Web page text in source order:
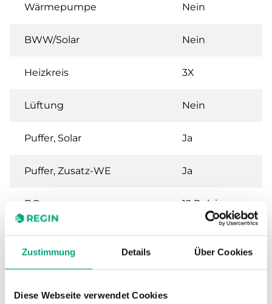
Zustimmung Details Über Cookies
Diese Webseite verwendet Cookies
Wärmepumpe Nein
BWW/Solar Nein
Heizkreis 3X
Lüftung Nein
Puffer, Solar Ja
Puffer, Zusatz-WE Ja
DO 12 Relais